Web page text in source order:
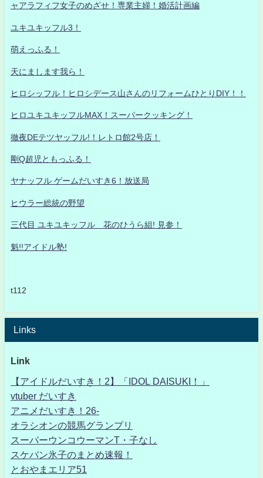
ャアラフィフ女子のめざせ！専業主婦！婚活計画編
ユキユキッフル3！
萌えっふる！
天にまします我ら！
ヒロシッフル！ヒロシデース山さんのリフォームひとりDIY！！
ヒロユキユキッフルMAX！スーパークッキング！
徹夜DEテツヤッフル!！レトロ館2号店！
剛Q超児ともっふる！
ヤナッフル ゲームだいすき6！放送局
ヒウラー総統の野望
三代目 ユキユキッフル 花のひうら組! 見参！
魁!!アイドル塾!
t112
Links
Link
【アイドルだいすき！2】「IDOL DAISUKI！」
vtuber だいすき
アニメだいすき！26-
オラシオンの競馬グランプリ
スーパーウンコウーマンT・子なし
スケバン氷子のまとめ速報！
とおやまエリア51